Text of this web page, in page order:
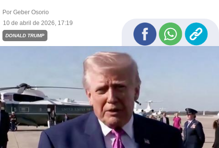
Por Geber Osorio
10 de abril de 2026, 17:19
DONALD TRUMP